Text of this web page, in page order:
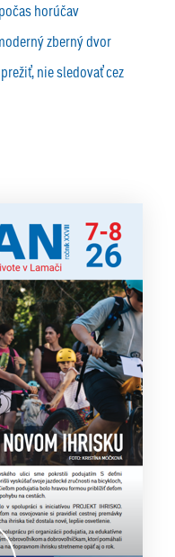
horúčav
zberný dvor
nie sledovať cez
som si všetko, čo som si
atmosféru